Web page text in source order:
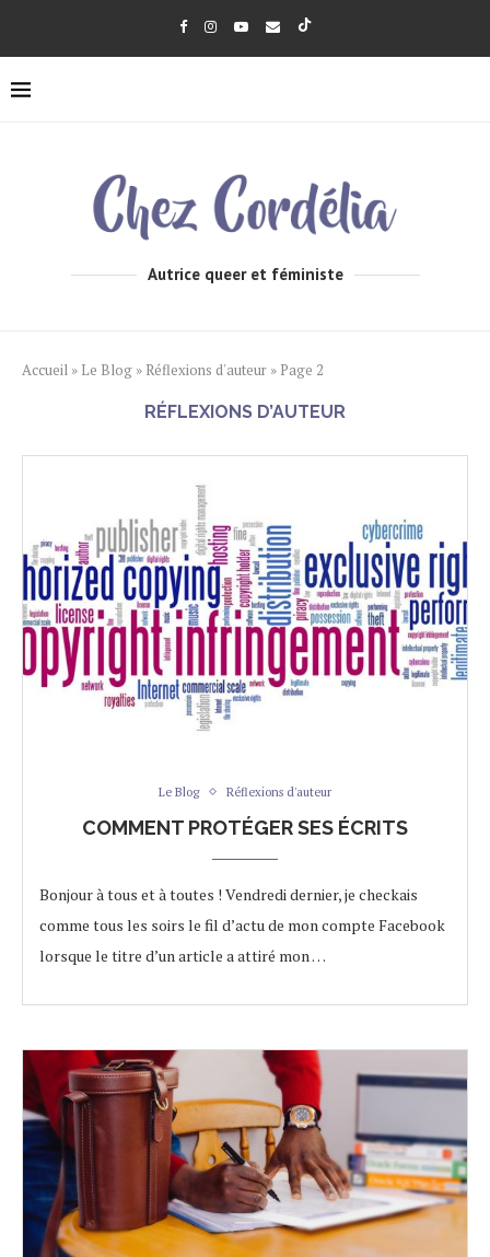
Autrice queer et féministe
Accueil » Le Blog » Réflexions d'auteur » Page 2
RÉFLEXIONS D’AUTEUR
Le Blog Réflexions d'auteur
COMMENT PROTÉGER SES ÉCRITS
Bonjour à tous et à toutes ! Vendredi dernier, je checkais
comme tous les soirs le fil d’actu de mon compte Facebook
lorsque le titre d’un article a attiré mon …